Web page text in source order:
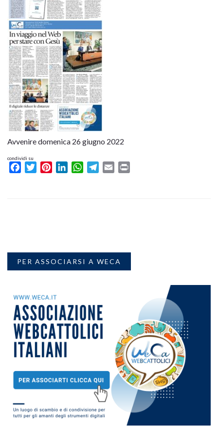
Avvenire domenica 26 giugno 2022
condividi su
FacebookTwitterPinterestLinkedInWhatsAppTelegram
Email
PER ASSOCIARSI A WECA